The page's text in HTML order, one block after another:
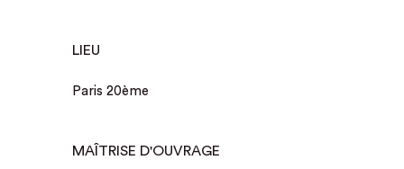
LIEU
Paris 20ème
MAÎTRISE D'OUVRAGE